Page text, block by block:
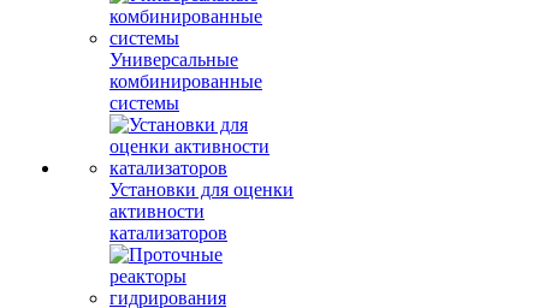
Универсальные
комбинированные
системы
Установки для оценки
активности
катализаторов